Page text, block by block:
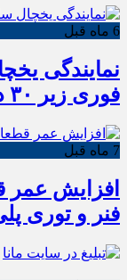
6 ماه قبل
نمایندگی
فوری زیر ۳۰ دقیقه
7 ماه قبل
افزایش عمر
فنر و توری